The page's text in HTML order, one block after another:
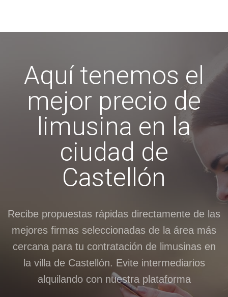
Aquí tenemos el
mejor precio de
limusina en la
ciudad de
Castellón
Recibe propuestas rápidas directamente de las
mejores firmas seleccionadas de la área más
cercana para tu contratación de limusinas en
la villa de Castellón. Evite intermediarios
alquilando con nuestra plataforma